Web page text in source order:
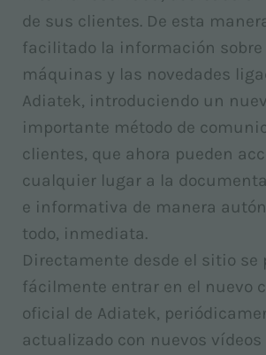
de sus clientes. De esta
facilitado la información sobre
máquinas y las novedades
Adiatek, introduciendo un
importante método de
clientes, que ahora pueden
cualquier lugar a la
e informativa de manera
todo, inmediata.
Directamente desde el sitio se
fácilmente entrar en el nuevo
oficial de Adiatek,
actualizado con nuevos vídeos